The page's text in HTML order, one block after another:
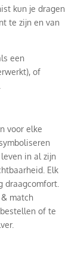
kun je dragen
te zijn en van
een
of
voor elke
in al zijn
Elk
draagcomfort.
match
of te